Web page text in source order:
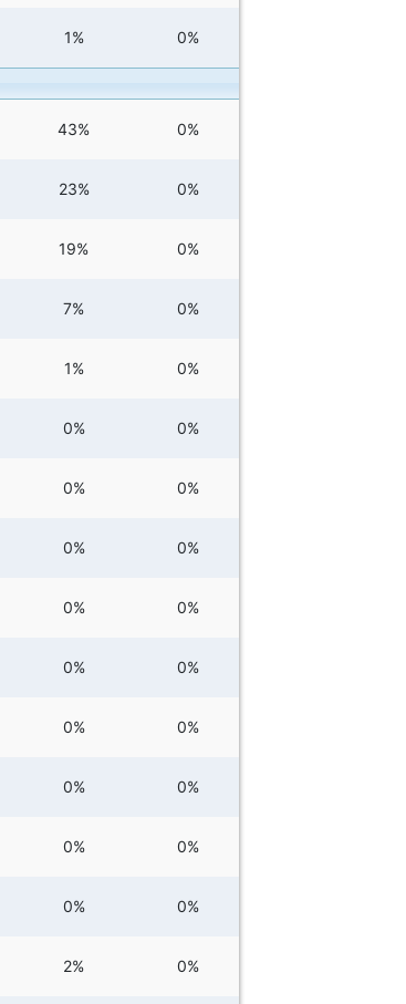
1% 0%
43% 0%
23% 0%
19% 0%
7% 0%
1% 0%
0% 0%
0% 0%
0% 0%
0% 0%
0% 0%
0% 0%
0% 0%
0% 0%
0% 0%
2% 0%